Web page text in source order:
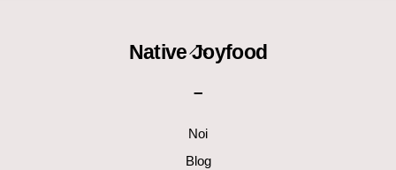
Back
Native Joyfood
–
Noi
Blog